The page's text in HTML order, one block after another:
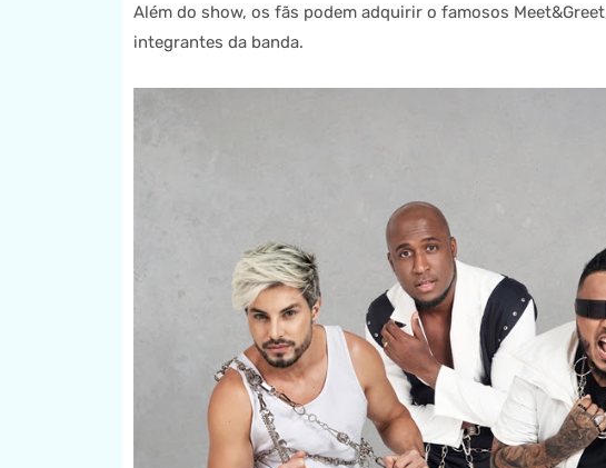
Além do show, os fãs podem adquirir o famosos
integrantes da banda.